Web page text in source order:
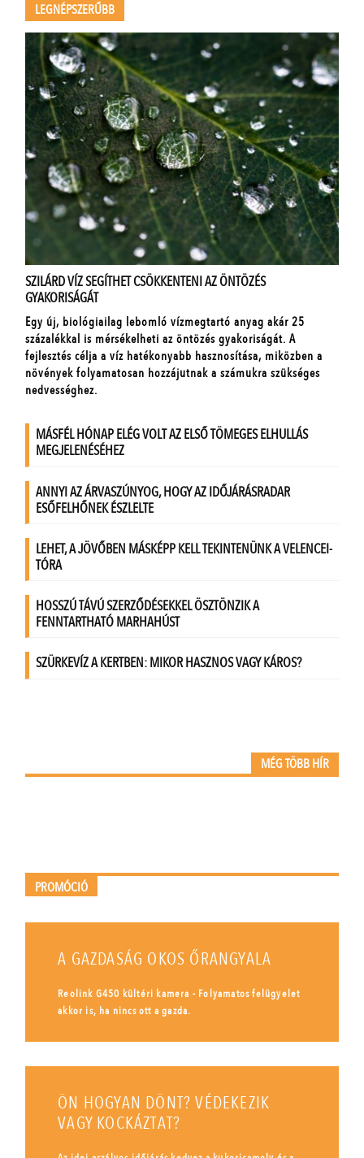
LEGNÉPSZERŰBB
MÉG TÖBB HÍR
PROMÓCIÓ
A GAZDASÁG OKOS ŐRANGYALA
Reolink G450 kültéri kamera - Folyamatos felügyelet
akkor is, ha nincs ott a gazda.
ÖN HOGYAN DÖNT? VÉDEKEZIK
VAGY KOCKÁZTAT?